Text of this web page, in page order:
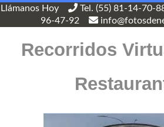
Llámanos Hoy Tel. (55) 81-14-70-
96-47-92
Recorridos